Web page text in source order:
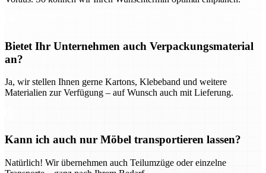
Bietet Ihr Unternehmen auch Verpackungsmaterial
an?
Ja, wir stellen Ihnen gerne Kartons, Klebeband und weitere
Materialien zur Verfügung – auf Wunsch auch mit Lieferung.
Kann ich auch nur Möbel transportieren lassen?
Natürlich! Wir übernehmen auch Teilumzüge oder einzelne